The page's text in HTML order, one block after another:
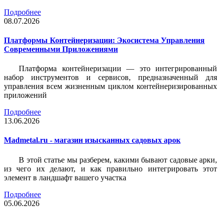
Подробнее
08.07.2026
Платформы Контейнеризации: Экосистема Управления
Современными Приложениями
Платформа контейнеризации — это интегрированный
набор инструментов и сервисов, предназначенный для
управления всем жизненным циклом контейнеризированных
приложений
Подробнее
13.06.2026
Madmetal.ru - магазин изысканных садовых арок
В этой статье мы разберем, какими бывают садовые арки,
из чего их делают, и как правильно интегрировать этот
элемент в ландшафт вашего участка
Подробнее
05.06.2026